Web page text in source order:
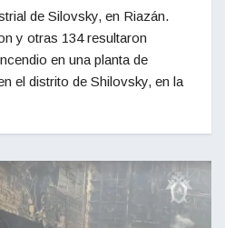
de Silovsky, en Riazán.
y otras 134 resultaron
en una planta de
el distrito de Shilovsky, en la